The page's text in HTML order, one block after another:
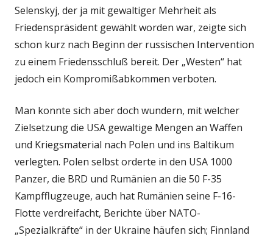
Selenskyj, der ja mit gewaltiger Mehrheit als
Friedenspräsident gewählt worden war, zeigte sich
schon kurz nach Beginn der russischen Intervention
zu einem Friedensschluß bereit. Der „Westen“ hat
jedoch ein Kompromißabkommen verboten.
Man konnte sich aber doch wundern, mit welcher
Zielsetzung die USA gewaltige Mengen an Waffen
und Kriegsmaterial nach Polen und ins Baltikum
verlegten. Polen selbst orderte in den USA 1000
Panzer, die BRD und Rumänien an die 50 F-35
Kampfflugzeuge, auch hat Rumänien seine F-16-
Flotte verdreifacht, Berichte über NATO-
„Spezialkräfte“ in der Ukraine häufen sich; Finnland